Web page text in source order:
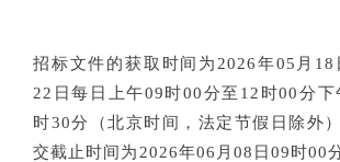
招标文件的获取时间为2026年05月18
22日每日上午09时00分至12时00分下
时30分（北京时间，法定节假日除外
交截止时间为2026年06月08日09时00